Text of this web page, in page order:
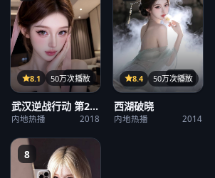
31集
8.1 50万次播放
武汉逆战行动 第2
季
内地热播 2018
36集
8.4 50万次播放
西湖破晓
内地热播 2014
8